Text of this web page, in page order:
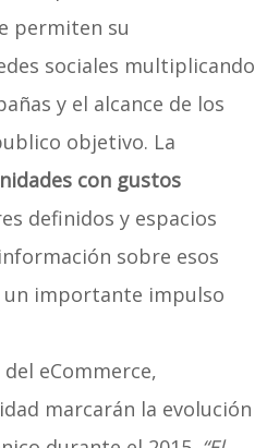
permiten su
sociales multiplicando
y el alcance de los
objetivo. La
con gustos
definidos y espacios
sobre esos
importante impulso
eCommerce,
marcarán la evolución